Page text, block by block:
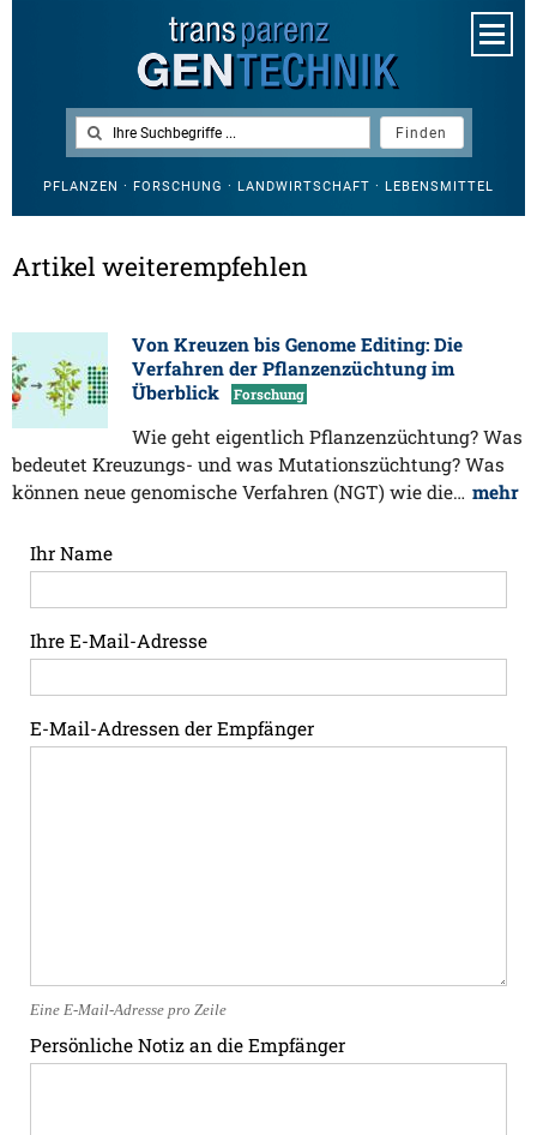
PFLANZEN · FORSCHUNG · LANDWIRTSCHAFT · LEBENSMITTEL
Artikel weiterempfehlen
Von Kreuzen bis Genome Editing: Die
Verfahren der Pflanzenzüchtung im
Überblick
Forschung
Wie geht eigentlich Pflanzenzüchtung? Was
bedeutet Kreuzungs- und was Mutationszüchtung? Was
können neue genomische Verfahren (NGT) wie die… mehr
Ihr Name
Ihre E-Mail-Adresse
E-Mail-Adressen der Empfänger
Eine E-Mail-Adresse pro Zeile
Persönliche Notiz an die Empfänger